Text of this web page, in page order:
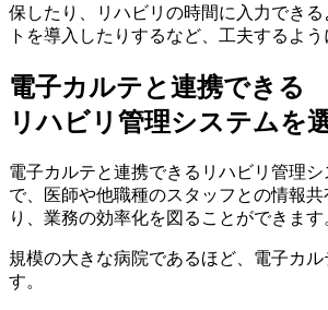
保したり、リハビリの時間に入力でき
トを導入 したりするなど、工夫するよう
電子カルテと連携できる
リハビリ管理システムを
電子カルテと連携できるリハビリ管理シ
で、医師や他職種のスタッフとの情報
り、業務の効率化を図ることができます
規模の大きな病院であるほど、電子カ
す。